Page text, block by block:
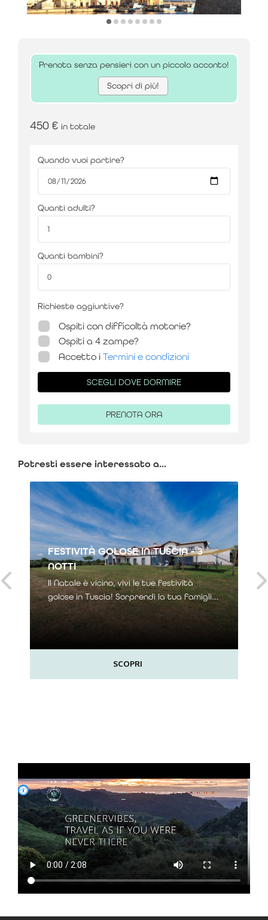
Prenota senza pensieri con un piccolo acconto!
Scopri di più!
450 € in totale
Quando vuoi partire?
Quanti adulti?
Quanti bambini?
Richieste aggiuntive?
Ospiti con difficoltà motorie?
Ospiti a 4 zampe?
Accetto i Termini e condizioni
SCEGLI DOVE DORMIRE
PRENOTA ORA
Potresti essere interessato a...
FESTIVITÀ GOLOSE IN TUSCIA - 3
NOTTI
Il Natale è vicino, vivi le tue festività
golose in Tuscia! Sorprendi la tua famiglia
o la persona che ami con un soggiorno
immerso nel verde della campagna della
SCOPRI